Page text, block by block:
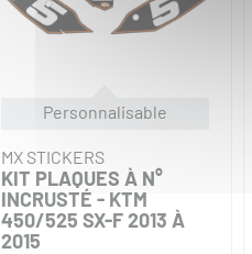
Personnalisable
MX STICKERS
KIT PLAQUES À N°
INCRUSTÉ - KTM
450/525 SX-F 2013 À
2015